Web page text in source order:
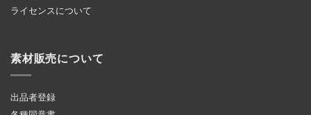
ライセンスについて
素材販売について
出品者登録